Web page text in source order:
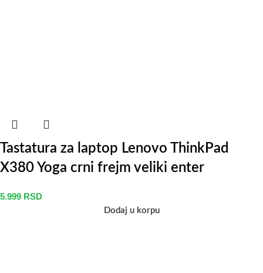
Tastatura za laptop Lenovo ThinkPad
X380 Yoga crni frejm veliki enter
5.999 RSD
Dodaj u korpu